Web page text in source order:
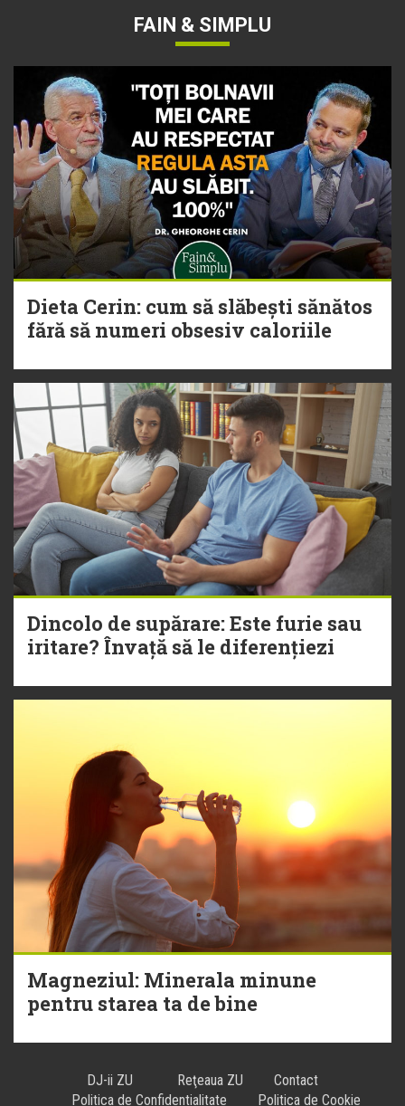
FAIN & SIMPLU
Dieta Cerin: cum să slăbești sănătos
fără să numeri obsesiv caloriile
Dincolo de supărare: Este furie sau
iritare? Învață să le diferențiezi
Magneziul: Minerala minune
pentru starea ta de bine
DJ-ii ZU Reţeaua ZU
Contact
Politica de Confidentialitate
Politica de Cookie